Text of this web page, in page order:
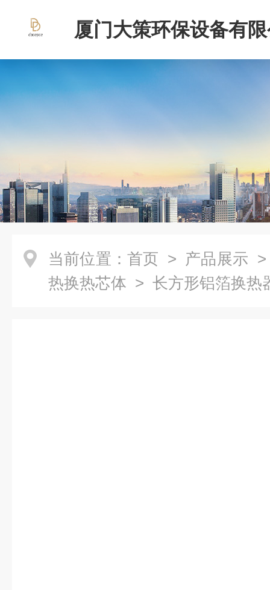
厦门大策环保设备有
当前位置： 首页 > 产品展示
热换热芯体 > 长方形铝箔换热